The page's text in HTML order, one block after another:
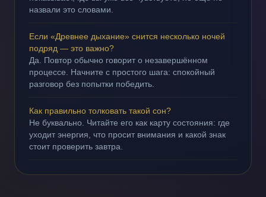
назвали это словами.
Если «Древнее дыхание» снится несколько ночей
подряд — это важно?
Да. Повтор обычно говорит о незавершённом
процессе. Начните с простого шага: спокойный
разговор без попытки победить.
Как правильно толковать такой сон?
Не буквально. Читайте его как карту состояния: где
уходит энергия, что просит внимания и какой знак
стоит проверить завтра.